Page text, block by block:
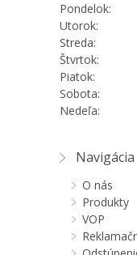
Pondelok:
Utorok:
Streda:
Štvrtok:
Piatok:
Sobota:
Nedeľa:
Navigácia
O nás
Produkty
VOP